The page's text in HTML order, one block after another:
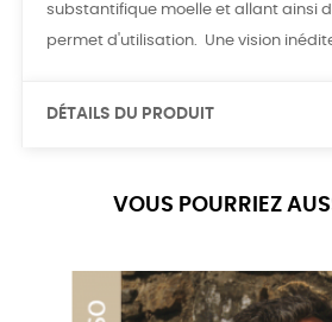
substantifique moelle et allant ainsi
permet d'utilisation. Une vision
DÉTAILS DU PRODUIT
VOUS POURRIEZ